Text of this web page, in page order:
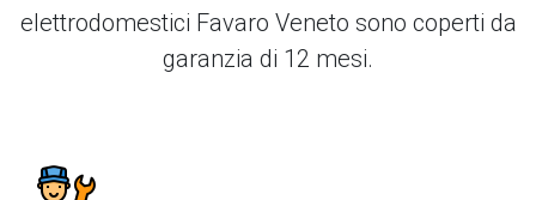
elettrodomestici Favaro Veneto sono coperti da
garanzia di 12 mesi.